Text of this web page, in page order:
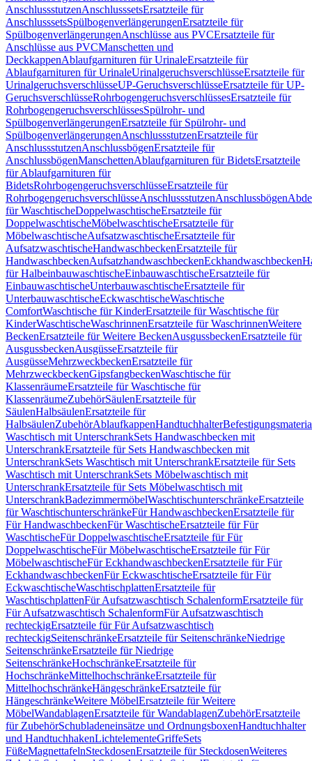
AnschlussstutzenAnschlusssetsErsatzteile für
AnschlusssetsSpülbogenverlängerungenErsatzteile für
SpülbogenverlängerungenAnschlüsse aus PVCErsatzteile für
Anschlüsse aus PVCManschetten und
DeckkappenAblaufgarnituren für UrinaleErsatzteile für
Ablaufgarnituren für UrinaleUrinalgeruchsverschlüsseErsatzteile für
UrinalgeruchsverschlüsseUP-GeruchsverschlüsseErsatzteile für UP-
GeruchsverschlüsseRohrbogengeruchsverschlüssesErsatzteile für
RohrbogengeruchsverschlüssesSpülrohr- und
SpülbogenverlängerungenErsatzteile für Spülrohr- und
SpülbogenverlängerungenAnschlussstutzenErsatzteile für
AnschlussstutzenAnschlussbögenErsatzteile für
AnschlussbögenManschettenAblaufgarnituren für BidetsErsatzteile
für Ablaufgarnituren für
BidetsRohrbogengeruchsverschlüsseErsatzteile für
RohrbogengeruchsverschlüsseAnschlussstutzenAnschlussbögen
für WaschtischeDoppelwaschtischeErsatzteile für
DoppelwaschtischeMöbelwaschtischeErsatzteile für
MöbelwaschtischeAufsatzwaschtischeErsatzteile für
AufsatzwaschtischeHandwaschbeckenErsatzteile für
HandwaschbeckenAufsatzhandwaschbeckenEckhandwaschbecken
für HalbeinbauwaschtischeEinbauwaschtischeErsatzteile für
EinbauwaschtischeUnterbauwaschtischeErsatzteile für
UnterbauwaschtischeEckwaschtischeWaschtische
ComfortWaschtische für KinderErsatzteile für Waschtische für
KinderWaschtischeWaschrinnenErsatzteile für WaschrinnenWeitere
BeckenErsatzteile für Weitere BeckenAusgussbeckenErsatzteile für
AusgussbeckenAusgüsseErsatzteile für
AusgüsseMehrzweckbeckenErsatzteile für
MehrzweckbeckenGipsfangbeckenWaschtische für
KlassenräumeErsatzteile für Waschtische für
KlassenräumeZubehörSäulenErsatzteile für
SäulenHalbsäulenErsatzteile für
HalbsäulenZubehörAblaufkappenHandtuchhalter
Waschtisch mit UnterschrankSets Handwaschbecken mit
UnterschrankErsatzteile für Sets Handwaschbecken mit
UnterschrankSets Waschtisch mit UnterschrankErsatzteile für Sets
Waschtisch mit UnterschrankSets Möbelwaschtisch mit
UnterschrankErsatzteile für Sets Möbelwaschtisch mit
UnterschrankBadezimmermöbelWaschtischunterschränkeErsatzteile
für WaschtischunterschränkeFür HandwaschbeckenErsatzteile für
Für HandwaschbeckenFür WaschtischeErsatzteile für Für
WaschtischeFür DoppelwaschtischeErsatzteile für Für
DoppelwaschtischeFür MöbelwaschtischeErsatzteile für Für
MöbelwaschtischeFür EckhandwaschbeckenErsatzteile für Für
EckhandwaschbeckenFür EckwaschtischeErsatzteile für Für
EckwaschtischeWaschtischplattenErsatzteile für
WaschtischplattenFür Aufsatzwaschtisch SchalenformErsatzteile für
Für Aufsatzwaschtisch SchalenformFür Aufsatzwaschtisch
rechteckigErsatzteile für Für Aufsatzwaschtisch
rechteckigSeitenschränkeErsatzteile für SeitenschränkeNiedrige
SeitenschränkeErsatzteile für Niedrige
SeitenschränkeHochschränkeErsatzteile für
HochschränkeMittelhochschränkeErsatzteile für
MittelhochschränkeHängeschränkeErsatzteile für
HängeschränkeWeitere MöbelErsatzteile für Weitere
MöbelWandablagenErsatzteile für WandablagenZubehörErsatzteile
für ZubehörSchubladeneinsätze und OrdnungsboxenHandtuchhalter
und HandtuchhakenLichtelementeGriffeSets
FüßeMagnettafelnSteckdosenErsatzteile für SteckdosenWeiteres